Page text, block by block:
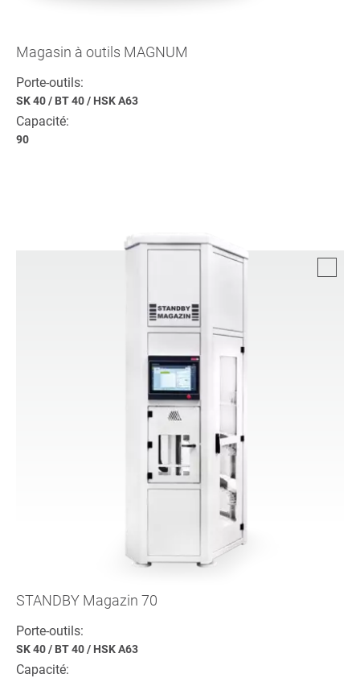
Magasin à outils MAGNUM
Porte-outils:
SK 40/ BT 40/ HSK A63
Capacité:
90
STANDBY Magazin 70
Porte-outils:
SK 40/ BT 40/ HSK A63
Capacité: